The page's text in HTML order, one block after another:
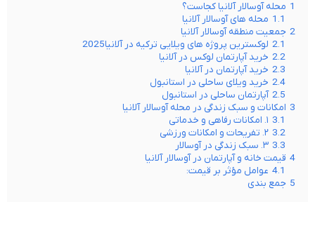
1 محله آوسالار آلانیا کجاست؟
1.1 محله های آوسالار آلانیا
2 جمعیت منطقه آوسالار آلانیا
2.1 لوکسترین پروژه های ویلایی ترکیه در آلانیا2025
2.2 خرید آپارتمان لوکس در آلانیا
2.3 خرید آپارتمان در آلانیا
2.4 خرید ویلای ساحلی در استانبول
2.5 آپارتمان ساحلی در استانبول
3 امکانات و سبک زندگی در محله آوسالار آلانیا
3.1 ۱. امکانات رفاهی و خدماتی
3.2 ۲. تفریحات و امکانات ورزشی
3.3 ۳. سبک زندگی در آوسالار
4 قیمت خانه و آپارتمان در آوسالار آلانیا
4.1 عوامل مؤثر بر قیمت:
5 جمع بندی